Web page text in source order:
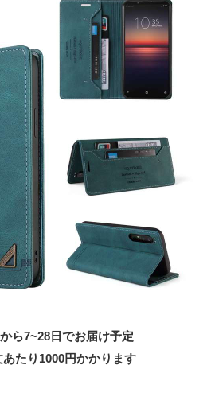
ら7~28日でお届け予定
たり 1000円かかります